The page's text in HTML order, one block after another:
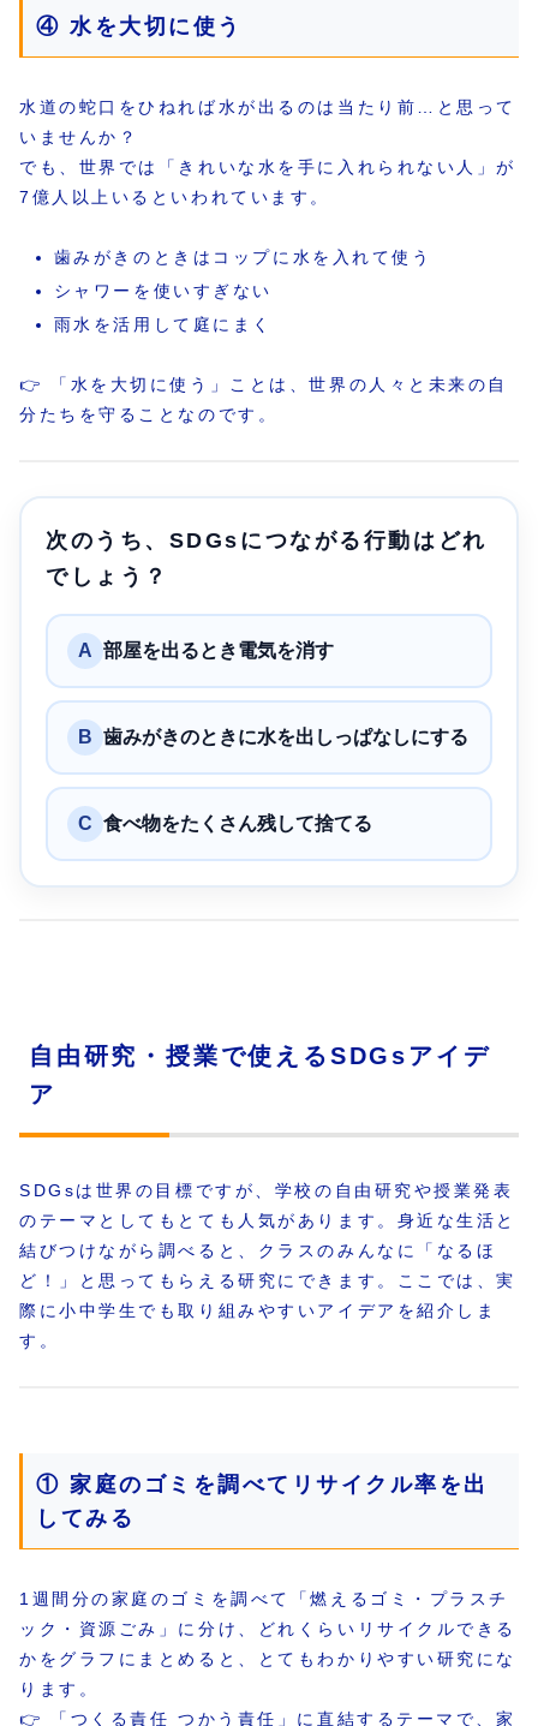
④ 水を大切に使う
水道の蛇口をひねれば水が出るのは当たり前…と思って
いませんか？
でも、世界では「きれいな水を手に入れられない人」が
7億人以上いるといわれています。
歯みがきのときはコップに水を入れて使う
シャワーを使いすぎない
雨水を活用して庭にまく
👉 「水を大切に使う」ことは、世界の人々と未来の自
分たちを守ることなのです。
次のうち、SDGsにつながる行動はどれ
でしょう？
A 部屋を出るとき電気を消す
B 歯みがきのときに水を出しっぱなしにする
C 食べ物をたくさん残して捨てる
自由研究・授業で使えるSDGsアイデ
ア
SDGsは世界の目標ですが、学校の自由研究や授業発表
のテーマとしてもとても人気があります。身近な生活と
結びつけながら調べると、クラスのみんなに「なるほ
ど！」と思ってもらえる研究にできます。ここでは、実
際に小中学生でも取り組みやすいアイデアを紹介しま
す。
① 家庭のゴミを調べてリサイクル率を出
してみる
1週間分の家庭のゴミを調べて「燃えるゴミ・プラスチ
ック・資源ごみ」に分け、どれくらいリサイクルできる
かをグラフにまとめると、とてもわかりやすい研究にな
ります。
👉 「つくる責任 つかう責任」に直結するテーマで、家